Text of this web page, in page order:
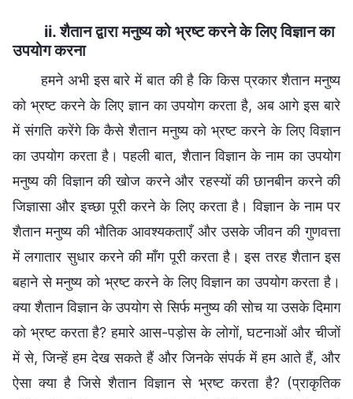
ii. शैतान द्वारा मनुष्य को भ्रष्ट करने के लिए विज्ञान का
उपयोग करना
हमने अभी इस बारे में बात की है कि किस प्रकार शैतान मनुष्य
को भ्रष्ट करने के लिए ज्ञान का उपयोग करता है, अब आगे इस बारे
में संगति करेंगे कि कैसे शैतान मनुष्य को भ्रष्ट करने के लिए विज्ञान
का उपयोग करता है। पहली बात, शैतान विज्ञान के नाम का उपयोग
मनुष्य की विज्ञान की खोज करने और रहस्यों की छानबीन करने की
जिज्ञासा और इच्छा पूरी करने के लिए करता है। विज्ञान के नाम पर
शैतान मनुष्य की भौतिक आवश्यकताएँ और उसके जीवन की गुणवत्ता
में लगातार सुधार करने की माँग पूरी करता है। इस तरह शैतान इस
बहाने से मनुष्य को भ्रष्ट करने के लिए विज्ञान का उपयोग करता है।
क्या शैतान विज्ञान के उपयोग से सिर्फ मनुष्य की सोच या उसके दिमाग
को भ्रष्ट करता है? हमारे आस-पड़ोस के लोगों, घटनाओं और चीजों
में से, जिन्हें हम देख सकते हैं और जिनके संपर्क में हम आते हैं, और
ऐसा क्या है जिसे शैतान विज्ञान से भ्रष्ट करता है? (प्राकृतिक